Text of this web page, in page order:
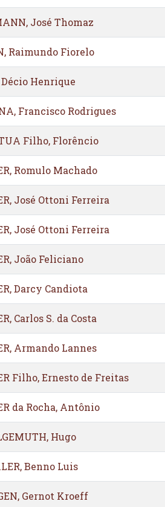
José Thomaz
Raimundo Fiorelo
Décio Henrique
Francisco Rodrigues
Filho, Florêncio
Romulo Machado
José Ottoni Ferreira
José Ottoni Ferreira
João Feliciano
Darcy Candiota
Carlos S. da Costa
Armando Lannes
Filho, Ernesto de Freitas
da Rocha, Antônio
Hugo
Benno Luis
Gernot Kroeff